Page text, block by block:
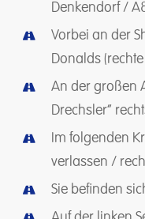
Denkendorf /
Vorbei an der
Donalds (rechte
An der großen
Drechsler“
Im folgenden
verlassen /
Sie befinden